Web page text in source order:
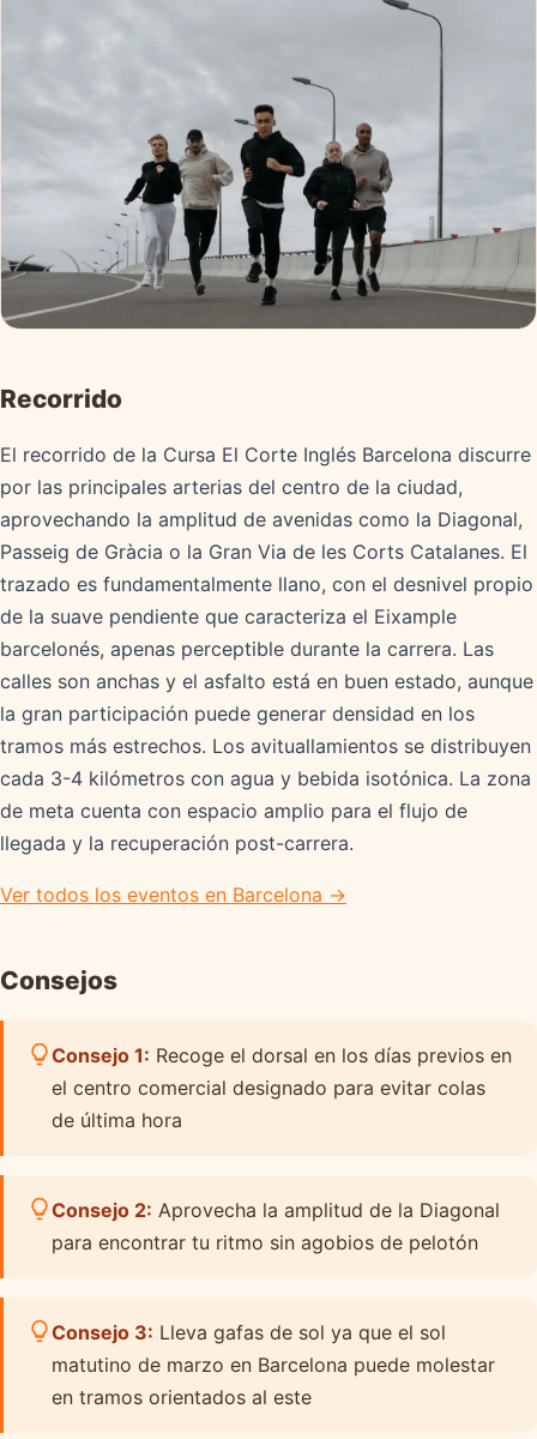
Recorrido
El recorrido de la Cursa El Corte Inglés Barcelona discurre
por las principales arterias del centro de la ciudad,
aprovechando la amplitud de avenidas como la Diagonal,
Passeig de Gràcia o la Gran Via de les Corts Catalanes. El
trazado es fundamentalmente llano, con el desnivel propio
de la suave pendiente que caracteriza el Eixample
barcelonés, apenas perceptible durante la carrera. Las
calles son anchas y el asfalto está en buen estado, aunque
la gran participación puede generar densidad en los
tramos más estrechos. Los avituallamientos se distribuyen
cada 3-4 kilómetros con agua y bebida isotónica. La zona
de meta cuenta con espacio amplio para el flujo de
llegada y la recuperación post-carrera.
Ver todos los eventos en Barcelona →
Consejos
Consejo 1: Recoge el dorsal en los días previos en
el centro comercial designado para evitar colas
de última hora
Consejo 2: Aprovecha la amplitud de la Diagonal
para encontrar tu ritmo sin agobios de pelotón
Consejo 3: Lleva gafas de sol ya que el sol
matutino de marzo en Barcelona puede molestar
en tramos orientados al este